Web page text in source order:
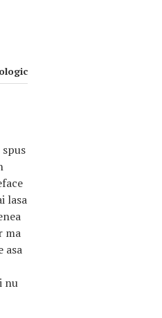
lasa
ma
asa
nu